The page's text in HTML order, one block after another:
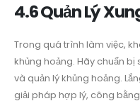
4.6 Quản Lý
Trong quá trình làm việc,
khủng hoảng. Hãy chuẩn
và quản lý khủng hoảng.
giải pháp hợp lý, công